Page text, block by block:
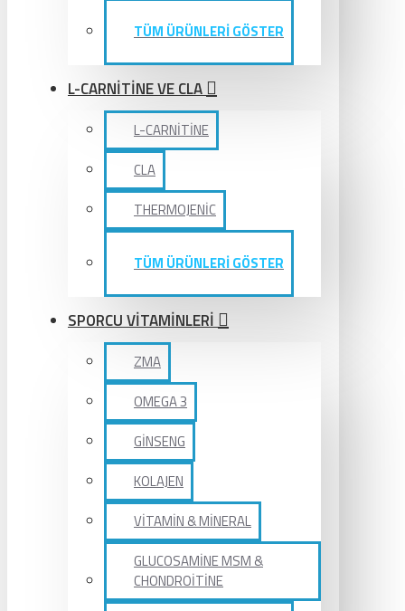
TÜM ÜRÜNLERİ GÖSTER
L-CARNİTİNE VE CLA
L-CARNİTİNE
CLA
THERMOJENİC
TÜM ÜRÜNLERİ GÖSTER
SPORCU VİTAMİNLERİ
ZMA
OMEGA 3
GİNSENG
KOLAJEN
VİTAMİN & MİNERAL
GLUCOSAMİNE MSM &
CHONDROİTİNE